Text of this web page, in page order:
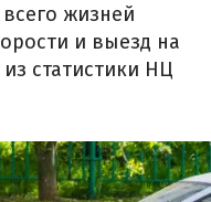
жизней
и выезд на
статистики НЦ